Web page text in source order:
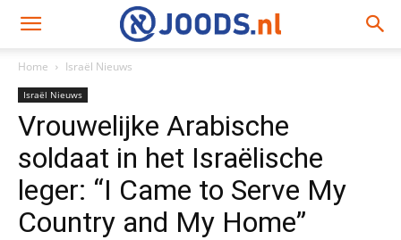
Home Israël Nieuws
Israël Nieuws
Vrouwelijke Arabische
soldaat in het Israëlische
leger: “I Came to Serve My
Country and My Home”